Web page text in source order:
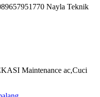
Nayla Teknik
Maintenance ac,Cuci